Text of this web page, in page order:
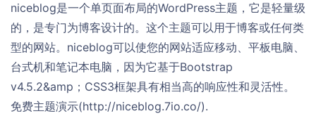
niceblog是一个单页面布局的WordPress主题，它是轻量级
的，是专门为博客设计的。这个主题可以用于博客或任何类
型的网站。niceblog可以使您的网站适应移动、平板电脑、
台式机和笔记本电脑，因为它基于Bootstrap
v4.5.2&amp；CSS3框架具有相当高的响应性和灵活性。
免费主题演示(http://niceblog.7io.co/).